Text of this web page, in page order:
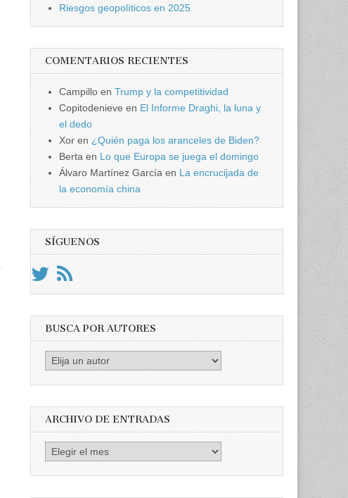
Riesgos geopolíticos en 2025
COMENTARIOS RECIENTES
Campillo enTrump y la competitividad
Copitodenieve en El Informe Draghi, la luna y
el dedo
Xor en ¿Quién paga los aranceles de Biden?
Berta en Lo que Europa se juega el domingo
Álvaro Martínez García en La encrucijada de
la economía china
SÍGUENOS
BUSCA POR AUTORES
Busca
por
ARCHIVO DE ENTRADAS
Archivo